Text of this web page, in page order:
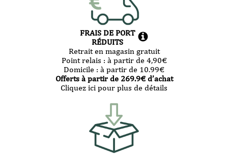
FRAIS DE PORT
RÉDUITS
Retrait en magasin gratuit
Point relais : à partir de 4,90€
Domicile : à partir de 10.99€
Offerts à partir de 269.9€ d’achat
Cliquez ici pour plus de détails